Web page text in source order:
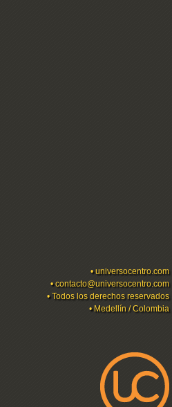
•universocentro.com
•contacto@universocentro.com
• Todos los derechos reservados
• Medellín / Colombia